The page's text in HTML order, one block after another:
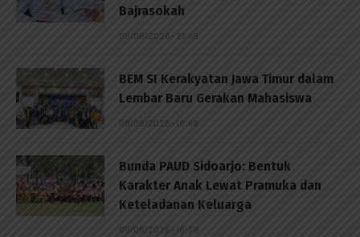
Bajrasokah
08/08/2026 - 21:48
BEM SI Kerakyatan Jawa Timur dalam
Lembar Baru Gerakan Mahasiswa
08/08/2026 - 18:48
Bunda PAUD Sidoarjo: Bentuk
Karakter Anak Lewat Pramuka dan
Keteladanan Keluarga
08/08/2026 - 18:39